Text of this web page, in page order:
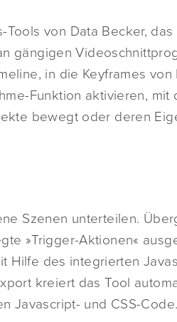
von Data Becker,
gängigen
in die Keyframes
Funktion aktivieren, mit
bewegt oder deren
Szenen unterteilen.
»Trigger-Aktionen«
Hilfe des integrierten
kreiert das Tool
Javascript- und CSS-Code.